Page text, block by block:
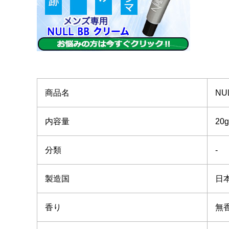
商品名
内容量 20g
分類 -
製造国 日
香り 無